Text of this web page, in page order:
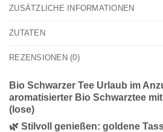
ZUSÄTZLICHE INFORMATIONEN
ZUTATEN
REZENSIONEN (0)
Bio Schwarzer Tee Urlaub im
aromatisierter Bio Schwarztee
(lose)
🌿 Stilvoll genießen: goldene